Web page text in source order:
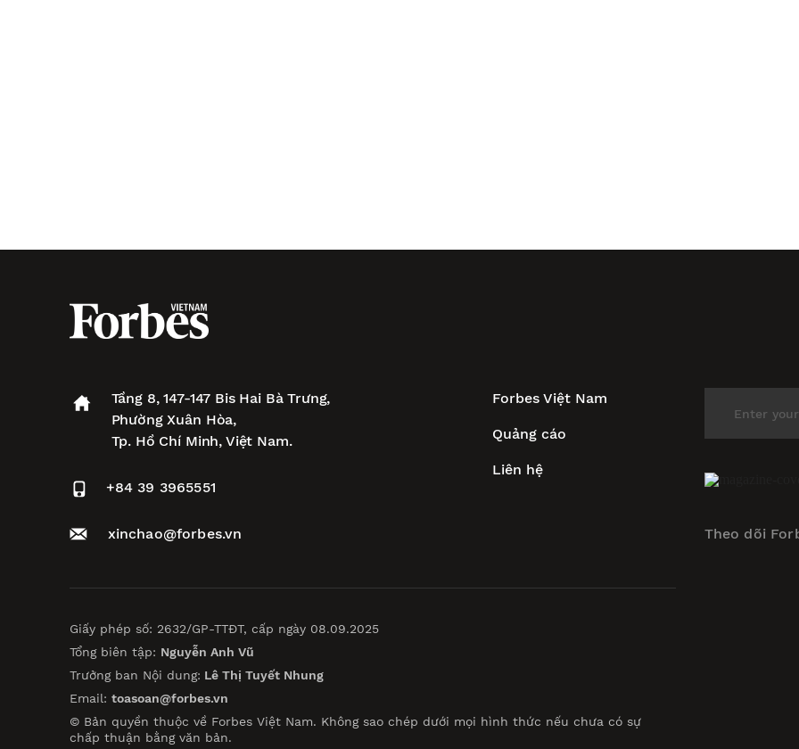
Tầng 8, 147-147 Bis Hai Bà Trưng,
Phường Xuân Hòa,
Tp. Hồ Chí Minh, Việt Nam.
+84 39 3965551
xinchao@forbes.vn
Forbes Việt Nam
Quảng cáo
Liên hệ
Giấy phép số: 2632/GP-TTĐT, cấp ngày 08.09.2025
Tổng biên tập: Nguyễn Anh Vũ
Trưởng ban Nội dung: Lê Thị Tuyết Nhung
Email: toasoan@forbes.vn
© Bản quyền thuộc về Forbes Việt Nam. Không sao chép dưới mọi hình thức nếu chưa có sự
chấp thuận bằng văn bản.
Theo dõi